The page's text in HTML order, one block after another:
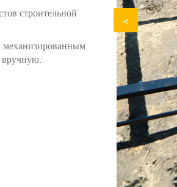
строительной
вручную.
<